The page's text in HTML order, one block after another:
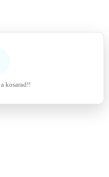
kosarad!!